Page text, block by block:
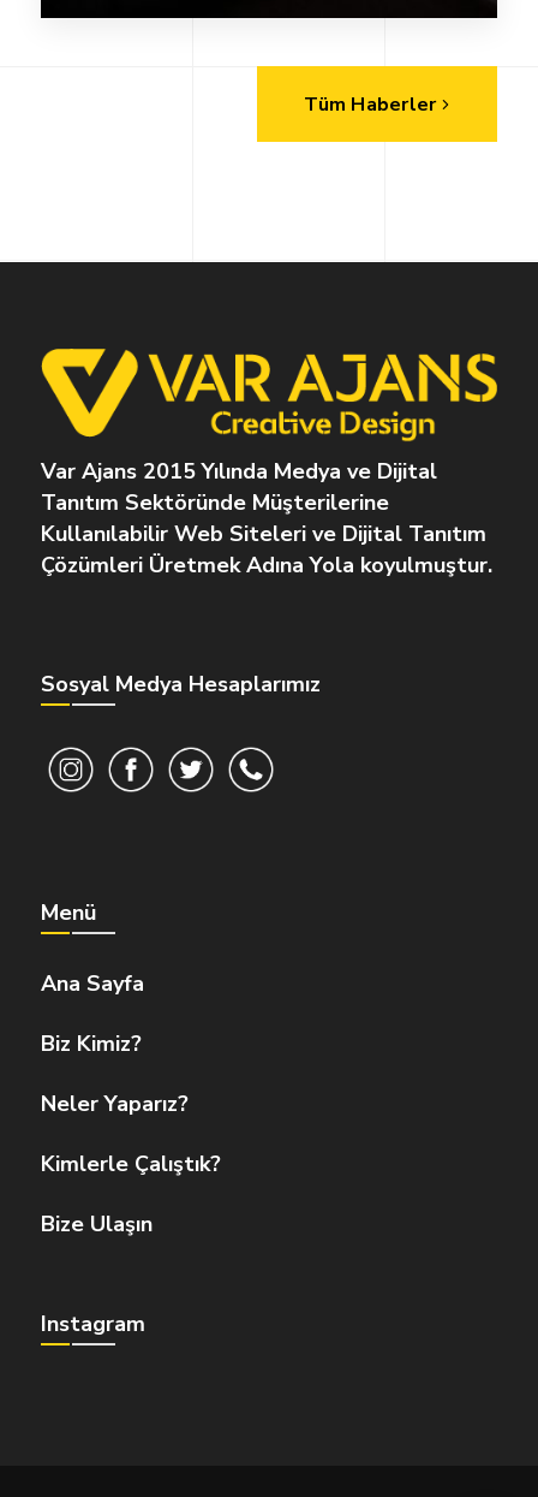
Tüm Haberler
Var Ajans 2015 Yılında Medya ve Dijital
Tanıtım Sektöründe Müşterilerine
Kullanılabilir Web Siteleri ve Dijital Tanıtım
Çözümleri Üretmek Adına Yola koyulmuştur.
Sosyal Medya Hesaplarımız
Menü
Ana Sayfa
Biz Kimiz?
Neler Yaparız?
Kimlerle Çalıştık?
Bize Ulaşın
Instagram